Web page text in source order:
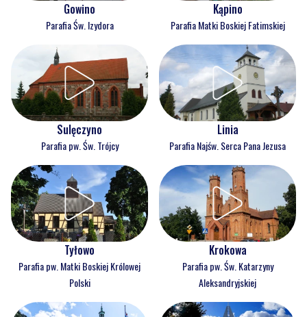
Gowino
Parafia Św. Izydora
Kąpino
Parafia Matki Boskiej Fatimskiej
Sulęczyno
Parafia pw. Św. Trójcy
Linia
Parafia Najśw. Serca Pana Jezusa
Tyłowo
Parafia pw. Matki Boskiej Królowej
Polski
Krokowa
Parafia pw. Św. Katarzyny
Aleksandryjskiej